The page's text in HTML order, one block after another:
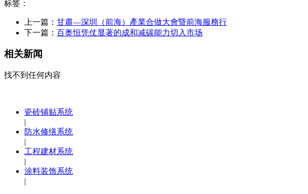
标签：
上一篇： 甘肅—深圳（前海）產業合做大會暨前海服務行
下一篇： 百奥恒凭仗显著的成和减碳能力切入市场
相关新闻
找不到任何内容
瓷砖铺贴系统
|
防水修缮系统
|
工程建材系统
|
涂料装饰系统
|